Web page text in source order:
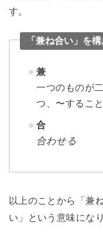
す。
「兼ね合い」を
兼
一つのものが
つ、〜するこ
合
合わせる
以上のことから「兼
い」という意味にな